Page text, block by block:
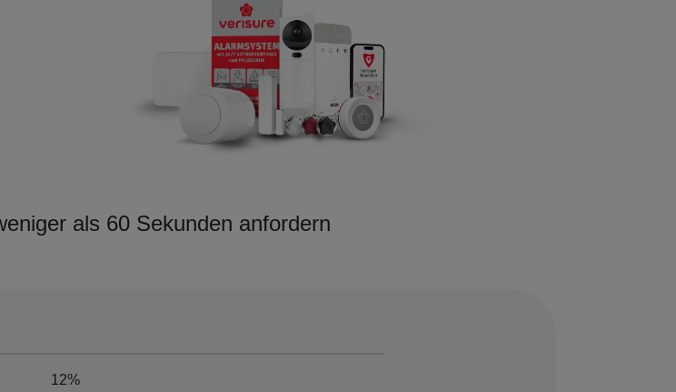
als 60 Sekunden anfordern
12%